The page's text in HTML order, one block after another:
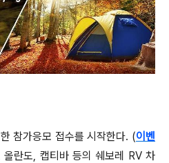
참가응모 접수를 시작한다. (이벤
올란도, 캡티바 등의 쉐보레 RV 차